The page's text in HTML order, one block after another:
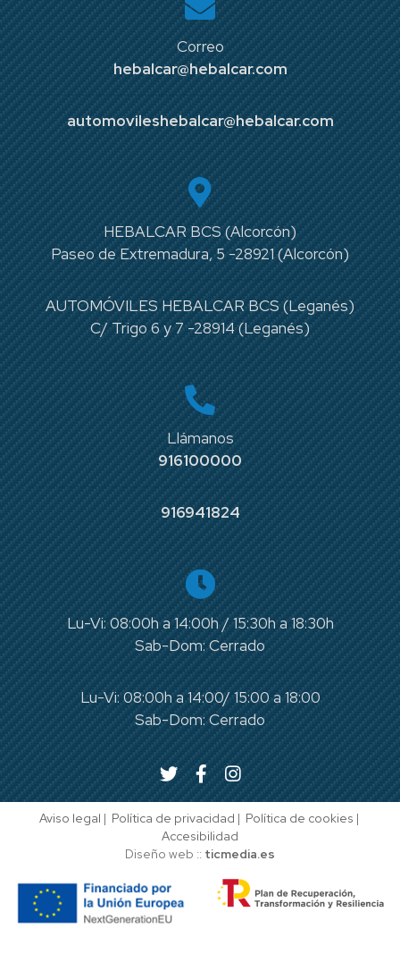
Correo
hebalcar@hebalcar.com
automovileshebalcar@hebalcar.com
HEBALCAR BCS (Alcorcón)
Paseo de Extremadura, 5 -28921 (Alcorcón)
AUTOMÓVILES HEBALCAR BCS (Leganés)
C/ Trigo 6 y 7 -28914 (Leganés)
Llámanos
916100000
916941824
Lu-Vi: 08:00h a 14:00h / 15:30h a 18:30h
Sab-Dom: Cerrado
Lu-Vi: 08:00h a 14:00/ 15:00 a 18:00
Sab-Dom: Cerrado
Aviso legal | Política de privacidad | Política de cookies |
Accesibilidad
Diseño web :: ticmedia.es